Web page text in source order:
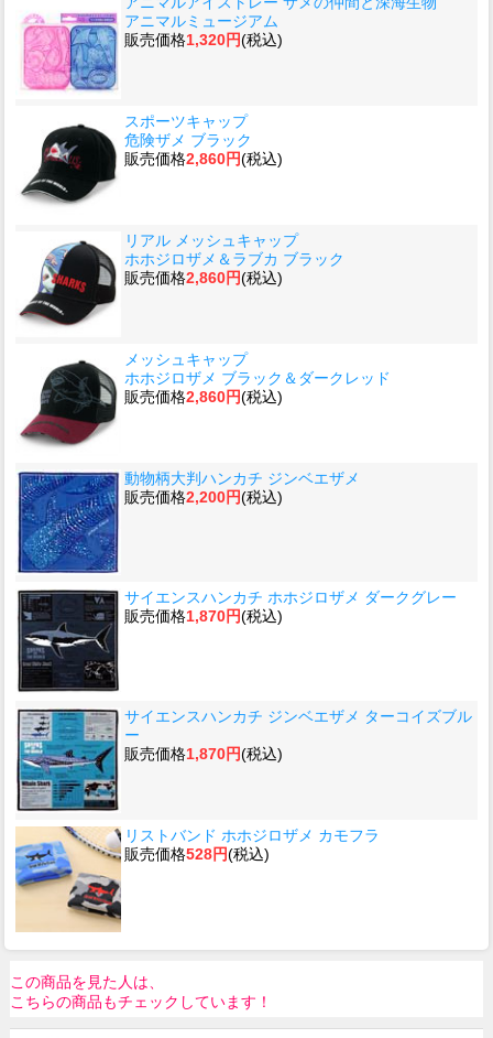
アニマルミュージアム
販売価格1,320円(税込)
スポーツキャップ
危険ザメ ブラック
販売価格2,860円(税込)
リアル メッシュキャップ
ホホジロザメ＆ラブカ ブラック
販売価格2,860円(税込)
メッシュキャップ
ホホジロザメ ブラック＆ダークレッド
販売価格2,860円(税込)
動物柄大判ハンカチ ジンベエザメ
販売価格2,200円(税込)
サイエンスハンカチ ホホジロザメ ダークグレー
販売価格1,870円(税込)
サイエンスハンカチ ジンベエザメ ターコイズブル
ー
販売価格1,870円(税込)
リストバンド ホホジロザメ カモフラ
販売価格528円(税込)
この商品を見た人は、
こちらの商品もチェックしています！